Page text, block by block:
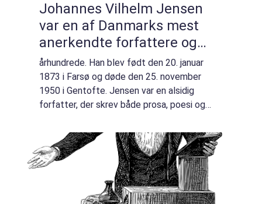
Johannes Vilhelm Jensen
var en af Danmarks mest
anerkendte forfattere og
digtere i det 20
århundrede. Han blev født den 20. januar
1873 i Farsø og døde den 25. november
1950 i Gentofte. Jensen var en alsidig
forfatter, der skrev både prosa, poesi og
i litteratur i 1944 for sin fremragende skildri...